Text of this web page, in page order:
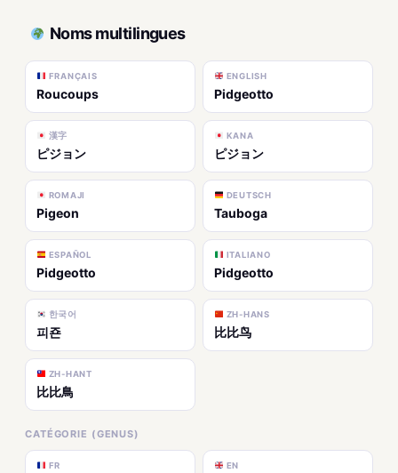
Noms multilingues
FRANÇAIS
Roucoups
ENGLISH
Pidgeotto
漢字
ピジョン
KANA
ピジョン
ROMAJI
Pigeon
DEUTSCH
Tauboga
ESPAÑOL
Pidgeotto
ITALIANO
Pidgeotto
한국어
피죤
ZH-HANS
比比鸟
ZH-HANT
比比鳥
CATÉGORIE (GENUS)
FR EN